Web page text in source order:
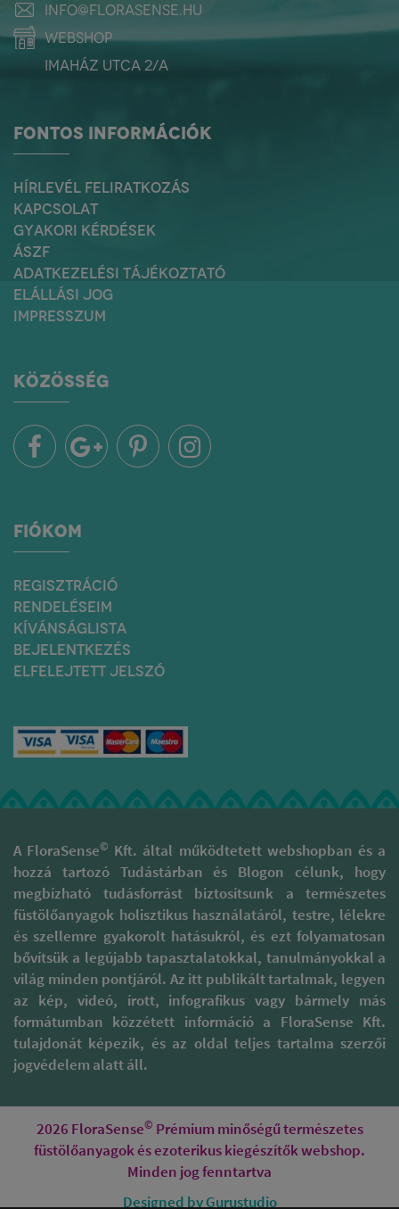
info@florasense.hu
webshop
Imaház utca 2/a
FONTOS INFORMÁCIÓK
HÍRLEVÉL FELIRATKOZÁS
KAPCSOLAT
GYAKORI KÉRDÉSEK
ÁSZF
ADATKEZELÉSI TÁJÉKOZTATÓ
ELÁLLÁSI JOG
IMPRESSZUM
KÖZÖSSÉG
FIÓKOM
REGISZTRÁCIÓ
RENDELÉSEIM
KÍVÁNSÁGLISTA
BEJELENTKEZÉS
ELFELEJTETT JELSZÓ
A FloraSense© Kft. által működtetett webshopban és a
hozzá tartozó Tudástárban és Blogon célunk, hogy
megbízható tudásforrást biztosítsunk a természetes
füstölőanyagok holisztikus használatáról, testre, lélekre
és szellemre gyakorolt hatásukról, és ezt folyamatosan
bővítsük a legújabb tapasztalatokkal, tanulmányokkal a
világ minden pontjáról. Az itt publikált tartalmak, legyen
az kép, videó, írott, infografikus vagy bármely más
formátumban közzétett információ a FloraSense Kft.
tulajdonát képezik, és az oldal teljes tartalma szerzői
jogvédelem alatt áll.
2026 FloraSense© Prémium minőségű természetes
füstölőanyagok és ezoterikus kiegészítők webshop.
Minden jog fenntartva
Designed by Gurustudio